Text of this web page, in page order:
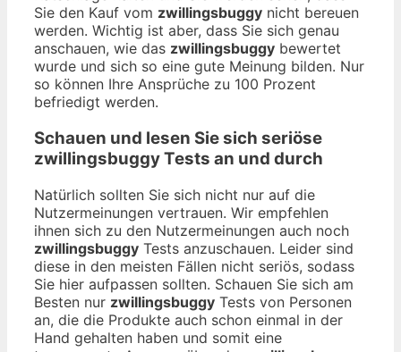
Sie den Kauf vom zwillingsbuggy nicht bereuen
werden. Wichtig ist aber, dass Sie sich genau
anschauen, wie das zwillingsbuggy bewertet
wurde und sich so eine gute Meinung bilden. Nur
so können Ihre Ansprüche zu 100 Prozent
befriedigt werden.
Schauen und lesen Sie sich seriöse
zwillingsbuggyTests an und durch
Natürlich sollten Sie sich nicht nur auf die
Nutzermeinungen vertrauen. Wir empfehlen
ihnen sich zu den Nutzermeinungen auch noch
zwillingsbuggy Tests anzuschauen. Leider sind
diese in den meisten Fällen nicht seriös, sodass
Sie hier aufpassen sollten. Schauen Sie sich am
Besten nur zwillingsbuggy Tests von Personen
an, die die Produkte auch schon einmal in der
Hand gehalten haben und somit eine